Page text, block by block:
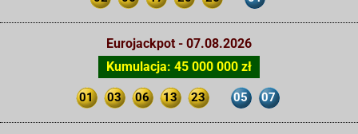
Eurojackpot - 07.08.2026
Kumulacja: 45 000 000 zł
01 03 06 13 23 05 07